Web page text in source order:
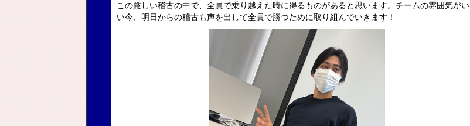
この厳しい稽古の中で、全員で乗り越えた時に得るものがあると思います。チームの雰囲気がい
い今、明日からの稽古も声を出して全員で勝つために取り組んでいきます！